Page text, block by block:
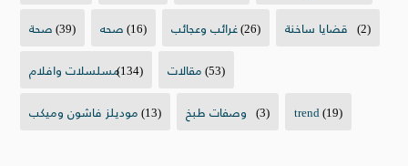
صحة(39) صحه(16) غرائب وعجائب(26) قضايا ساخنة (2)
مسلسلات وافلام(134) مقالات(53)
موديلز فاشون وميكب(13) وصفات طبخ (3) trend(19)